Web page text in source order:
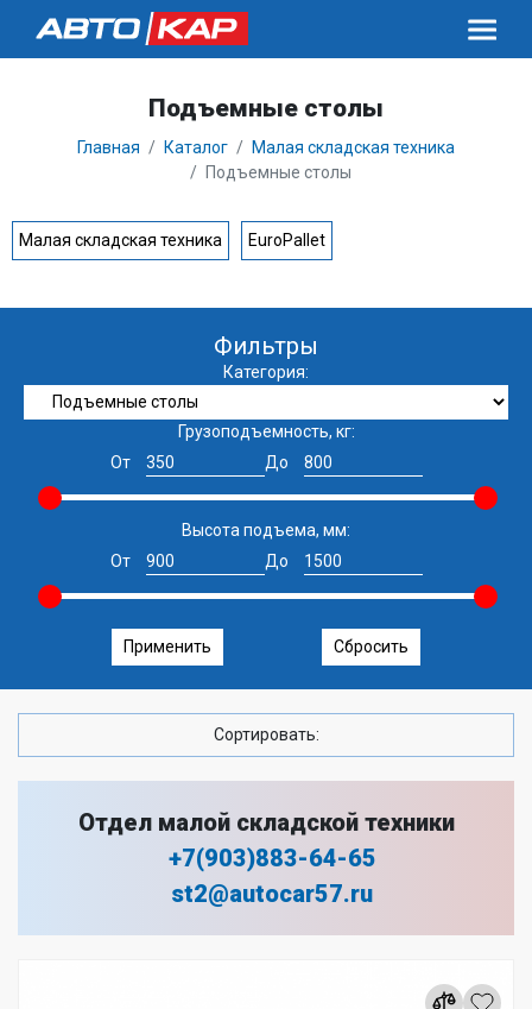
Подъемные столы
Главная Каталог
Малая складская техника
Подъемные столы
Малая складская техника EuroPallet
Фильтры
Категория:
Грузоподъемность, кг:
От
До
Высота подъема, мм:
От
До
Применить Сбросить
Сортировать:
Отдел малой складской техники
+7(903)883-64-65
st2@autocar57.ru